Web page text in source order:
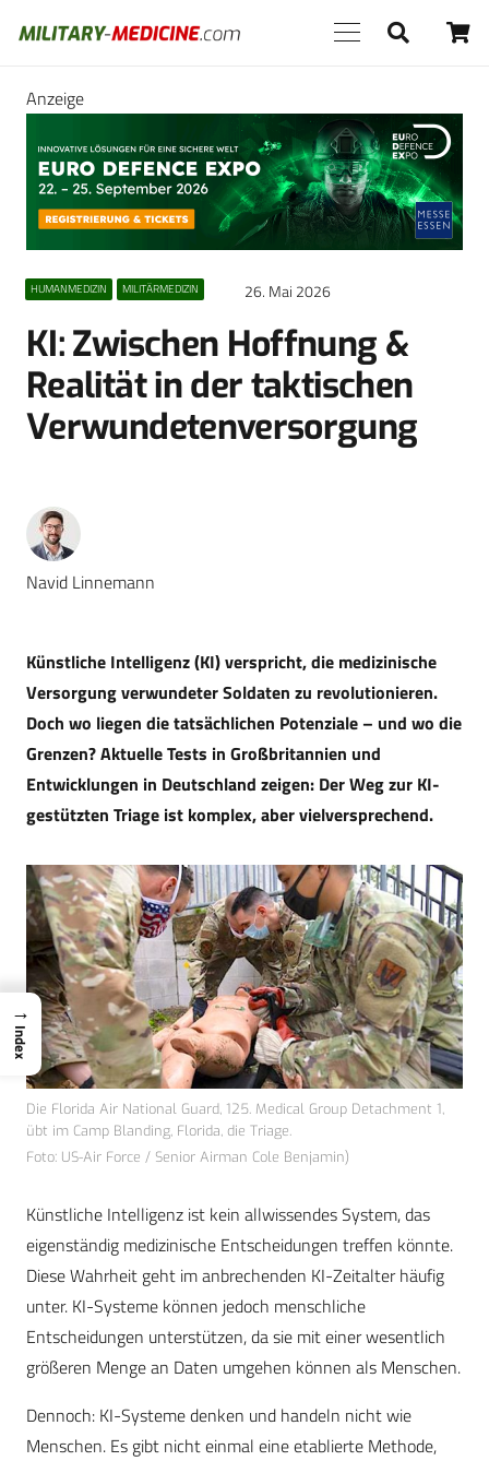
Anzeige
HUMANMEDIZIN MILITÄRMEDIZIN 26. Mai 2026
KI: Zwischen Hoffnung &
Realität in der taktischen
Verwundetenversorgung
Navid Linnemann
Künstliche Intelligenz (KI) verspricht, die medizinische
Versorgung verwundeter Soldaten zu revolutionieren.
Doch wo liegen die tatsächlichen Potenziale – und wo die
Grenzen? Aktuelle Tests in Großbritannien und
Entwicklungen in Deutschland zeigen: Der Weg zur KI-
gestützten Triage ist komplex, aber vielversprechend.
Die Florida Air National Guard, 125. Medical Group Detachment 1,
übt im Camp Blanding, Florida, die Triage.
Foto: US-Air Force / Senior Airman Cole Benjamin)
Künstliche Intelligenz ist kein allwissendes System, das
eigenständig medizinische Entscheidungen treffen könnte.
Diese Wahrheit geht im anbrechenden KI-Zeitalter häufig
unter. KI-Systeme können jedoch menschliche
Entscheidungen unterstützen, da sie mit einer wesentlich
größeren Menge an Daten umgehen können als Menschen.
Dennoch: KI-Systeme denken und handeln nicht wie
Menschen. Es gibt nicht einmal eine etablierte Methode,
→
Index